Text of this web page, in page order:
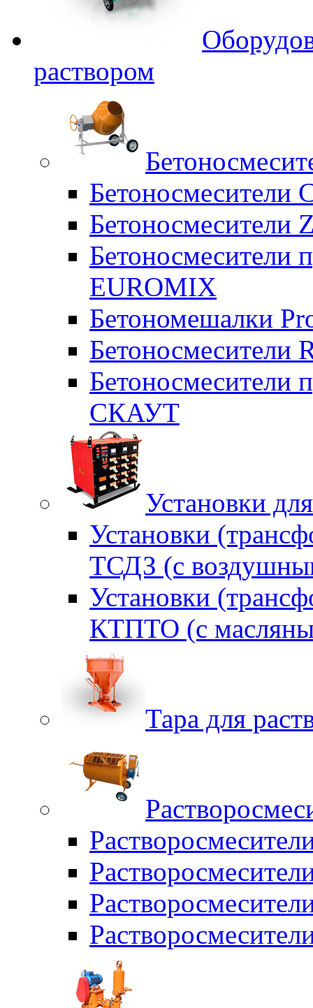
раствором
Бетоносмесители
Бетоносмесители
Бетоносмесители
EUROMIX
Бетономешалки
Бетоносмесители
Бетоносмесители
СКАУТ
Установки
Установки
ТСДЗ (c
Установки
КТПТО (c
Тара для